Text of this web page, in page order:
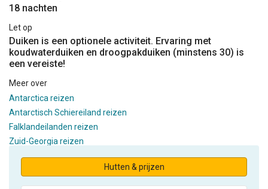
18 nachten
Let op
Duiken is een optionele activiteit. Ervaring met
koudwaterduiken en droogpakduiken (minstens 30) is
een vereiste!
Meer over
Antarctica reizen
Antarctisch Schiereiland reizen
Falklandeilanden reizen
Zuid-Georgia reizen
Hutten & prijzen